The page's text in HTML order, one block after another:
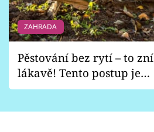
ZAHRADA
Pěstování bez rytí – to zní
lákavě! Tento postup je
vhodný jen pro některé